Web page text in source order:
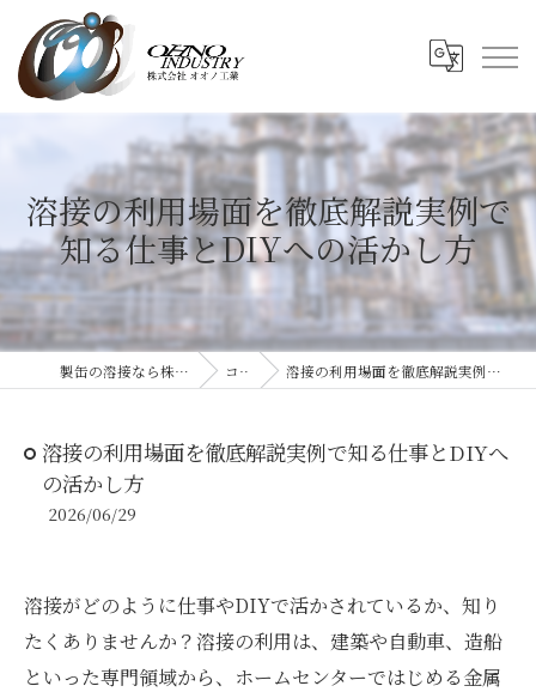
溶接の利用場面を徹底解説実例で
知る仕事とDIYへの活かし方
製缶の溶接なら株式会社オオノ工業 コラム 溶接の利用場面を徹底解説実例で知る仕事とDIYへの活かし方
溶接の利用場面を徹底解説実例で知る仕事とDIYへ
の活かし方
2026/06/29
溶接がどのように仕事やDIYで活かされているか、知り
たくありませんか？溶接の利用は、建築や自動車、造船
といった専門領域から、ホームセンターではじめる金属